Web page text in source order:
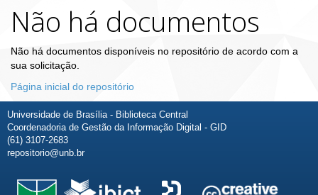
Não há documentos
Não há documentos disponíveis no repositório de acordo com a
sua solicitação.
Página inicial do repositório
Universidade de Brasília - Biblioteca Central
Coordenadoria de Gestão da Informação Digital - GID
(61) 3107-2683
repositorio@unb.br